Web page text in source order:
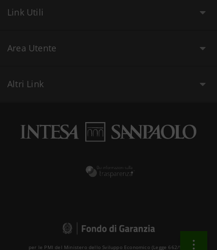
Link Utili
Area Utente
Altri Link
per le PMI del Ministero dello Sviluppo Economico (Legge 662/96 )